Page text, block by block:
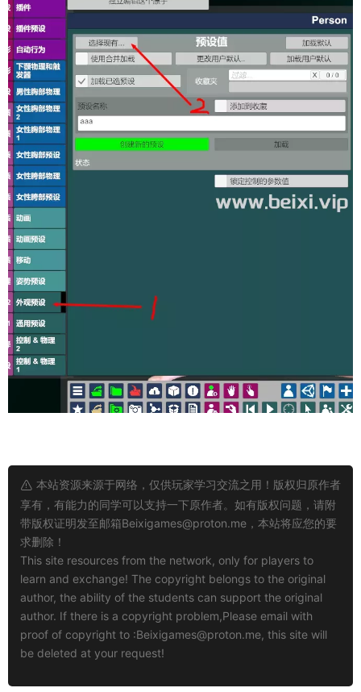
本站资源来源于网络，仅供玩家学习交流之用！版权归原作者
享有，有能力的同学可以支持一下原作者。如有版权问题，请附
带版权证明发至邮箱Beixigames@proton.me ，本站将应您的要
求删除！
This site resources from the network, only for players to
learn and exchange! The copyright belongs to the original
author, the ability of the students can support the original
author. If there is a copyright problem,Please email with
proof of copyright to :Beixigames@proton.me, this site will
be deleted at your request!